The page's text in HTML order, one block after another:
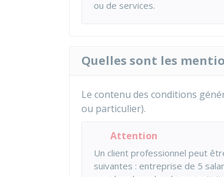
ou de services.
Quelles sont les
Le contenu des conditions
ou particulier).
Attention
Un client professionnel peut
suivantes : entreprise de 5